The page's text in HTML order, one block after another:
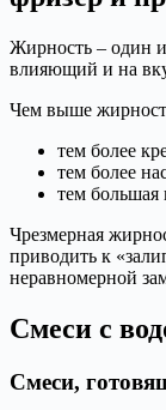
Жирность – один
влияющий и на
Чем выше
тем более
тем более
тем большая
Чрезмерная
приводить к
неравномерной
Смеси с
Смеси,